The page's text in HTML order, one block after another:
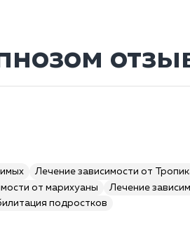
Лечение зависимости от
от марихуаны Лечение
подростков